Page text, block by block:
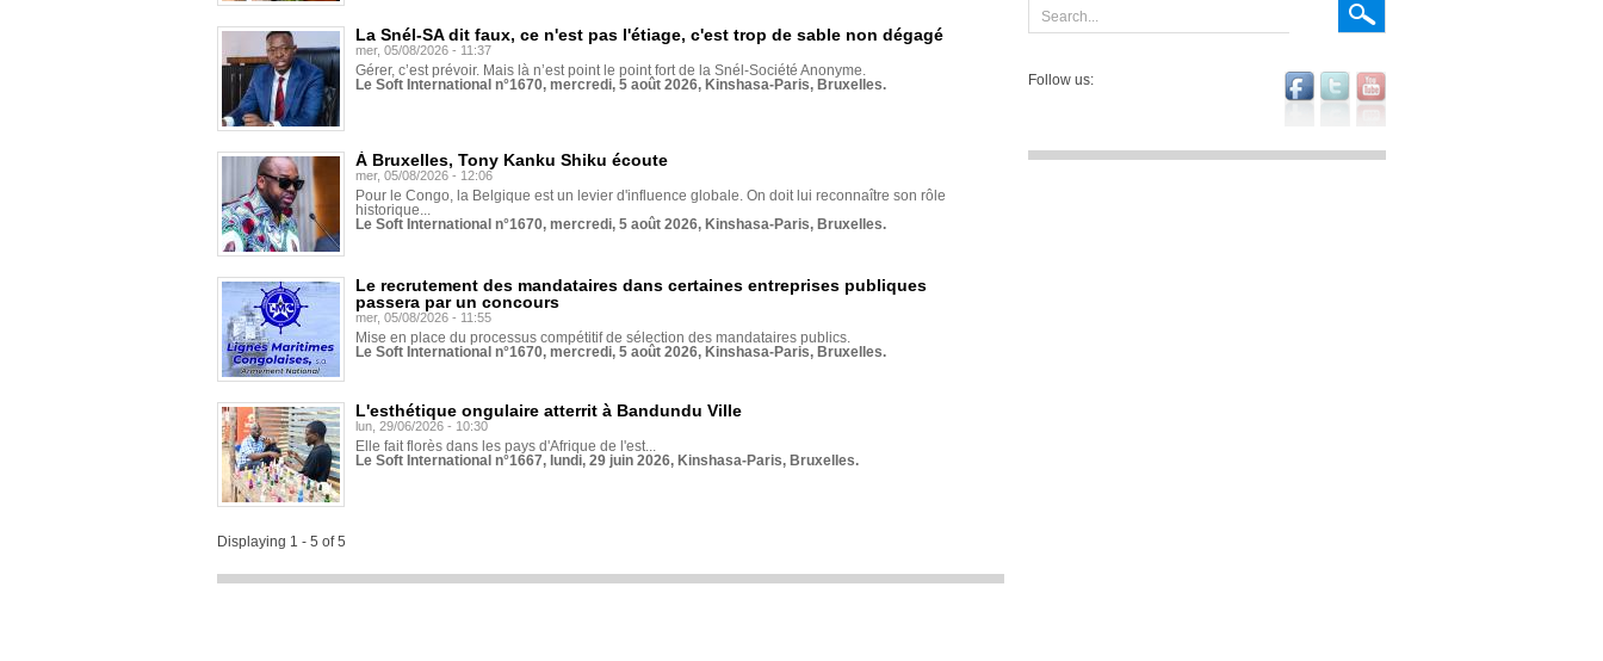
La Snél-SA dit faux, ce n'est pas l'étiage, c'est trop de sable non dégagé
mer, 05/08/2026 - 11:37
Gérer, c’est prévoir. Mais là n’est point le point fort de la Snél-Société Anonyme.
Le Soft International n°1670, mercredi, 5 août 2026, Kinshasa-Paris, Bruxelles.
À Bruxelles, Tony Kanku Shiku écoute
mer, 05/08/2026 - 12:06
Pour le Congo, la Belgique est un levier d'influence globale. On doit lui reconnaître son rôle
historique...
Le Soft International n°1670, mercredi, 5 août 2026, Kinshasa-Paris, Bruxelles.
Le recrutement des mandataires dans certaines entreprises publiques
passera par un concours
mer, 05/08/2026 - 11:55
Mise en place du processus compétitif de sélection des mandataires publics.
Le Soft International n°1670, mercredi, 5 août 2026, Kinshasa-Paris, Bruxelles.
L'esthétique ongulaire atterrit à Bandundu Ville
lun, 29/06/2026 - 10:30
Elle fait florès dans les pays d'Afrique de l'est...
Le Soft International n°1667, lundi, 29 juin 2026, Kinshasa-Paris, Bruxelles.
Displaying 1 - 5 of 5
Follow us: